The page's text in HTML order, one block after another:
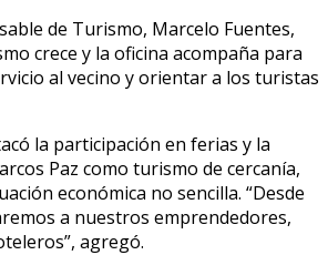
de Turismo, Marcelo Fuentes,
crece y la oficina acompaña para
al vecino y orientar a los turistas
la participación en ferias y la
Paz como turismo de cercanía,
económica no sencilla. “Desde
a nuestros emprendedores,
agregó.